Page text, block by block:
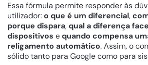
Essa fórmula permite responder às
utilizador:o que é um diferencial,
porque dispara,qual a diferença
dispositivos equando compensa
religamento automático. Assim, o
sólido tanto para Google como para